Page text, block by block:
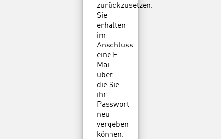
zurückzusetzen.
Sie
erhalten
im
Anschluss
eine E-
Mail
über
die Sie
ihr
Passwort
neu
vergeben
können.